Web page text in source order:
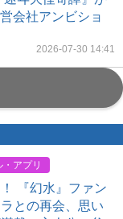
会社アンビショ
2026-07-30 14:41
・アプリ
『幻水』ファン
との再会、思い